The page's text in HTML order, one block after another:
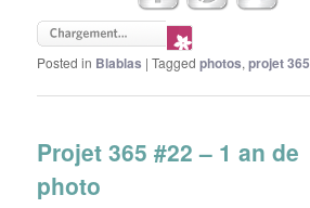
Posted in Blablas |Tagged photos,projet 365
Projet 365 #22 – 1 an de
photo